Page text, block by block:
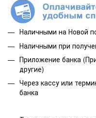
Наличными на Новой
Наличными при
Приложение банка
другие)
Через кассу или
банка